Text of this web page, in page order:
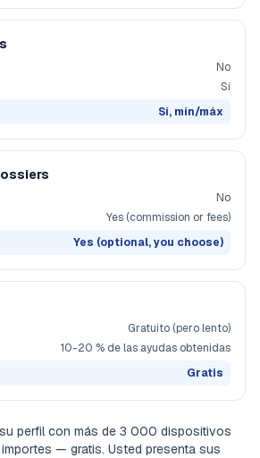
No
Sí
Sí, mín/máx
No
Yes (commission or fees)
Yes (optional, you choose)
Gratuito (pero lento)
10-20 % de las ayudas obtenidas
Gratis
perfil con más de 3 000 dispositivos
— gratis. Usted presenta sus